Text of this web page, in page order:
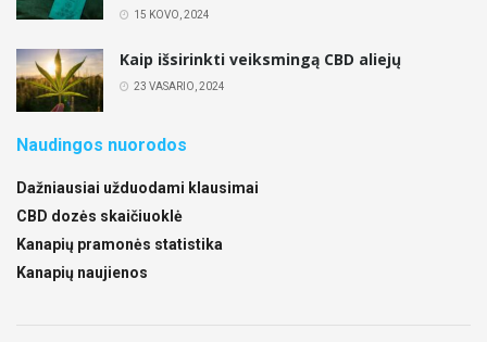
15 KOVO, 2024
Kaip išsirinkti veiksmingą CBD aliejų
23 VASARIO, 2024
Naudingos nuorodos
Dažniausiai užduodami klausimai
CBD dozės skaičiuoklė
Kanapių pramonės statistika
Kanapių naujienos